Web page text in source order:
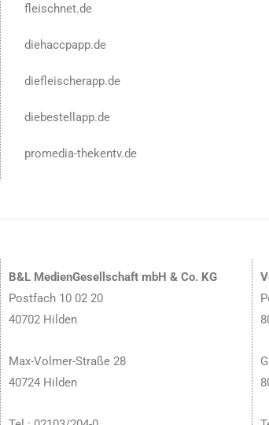
fleischnet.de
diehaccpapp.de
diefleischerapp.de
diebestellapp.de
promedia-thekentv.de
B&L MedienGesellschaft mbH & Co. KG
Postfach 10 02 20
40702 Hilden
Max-Volmer-Straße 28
40724 Hilden